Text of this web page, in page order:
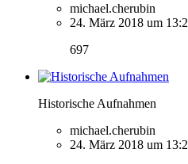
michael.cherubin
24. März 2018 um
697
Historische Aufnahmen
michael.cherubin
24. März 2018 um